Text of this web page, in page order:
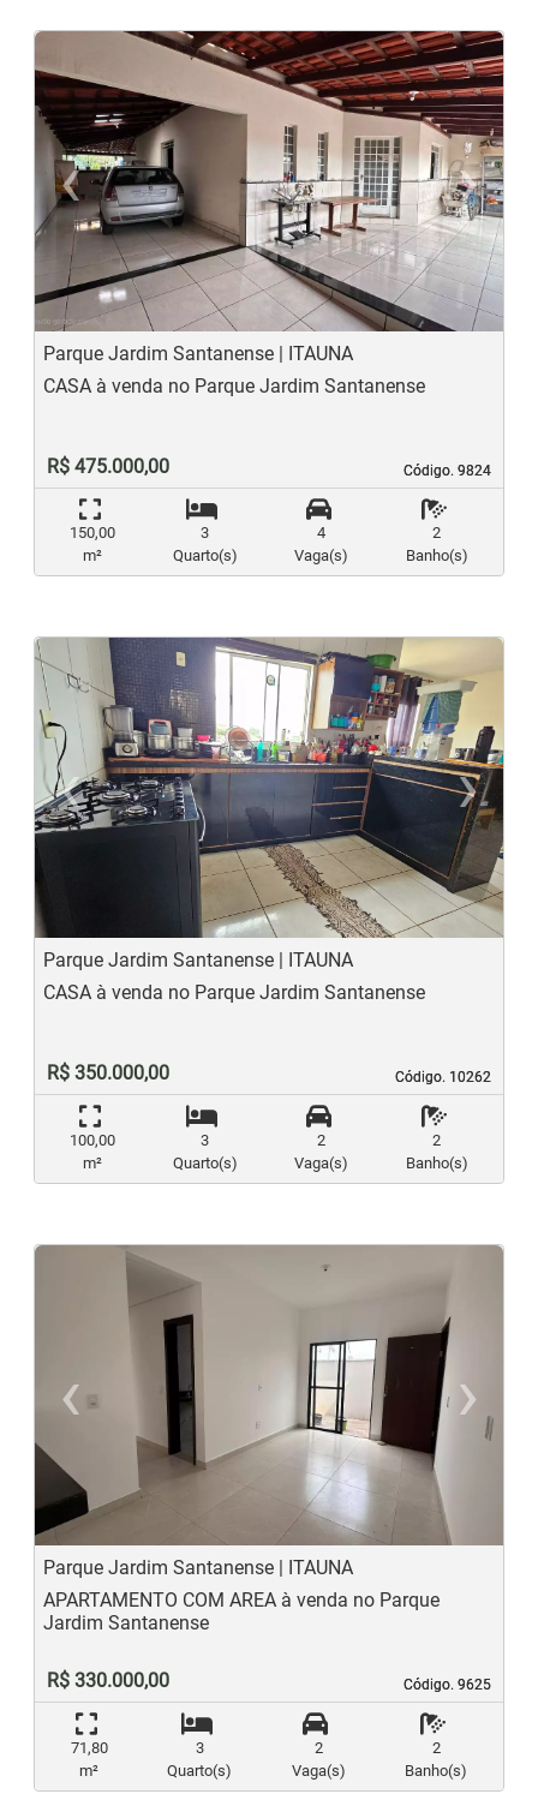
‹
Previous
›
Parque Jardim Santanense | ITAUNA
Código. 9824
Código. 9824
CASA à venda no Parque Jardim Santanense
R$ 475.000,00
150,00
m²
3
Quarto(s)
4
Vaga(s)
2
Banho(s)
‹
Previous
›
Parque Jardim Santanense | ITAUNA
Código. 10262
Código. 10262
CASA à venda no Parque Jardim Santanense
R$ 350.000,00
100,00
m²
3
Quarto(s)
2
Vaga(s)
2
Banho(s)
‹
Previous
›
Parque Jardim Santanense | ITAUNA
Código. 9625
Código. 9625
APARTAMENTO COM AREA à venda no Parque
Jardim Santanense
R$ 330.000,00
71,80
m²
3
Quarto(s)
2
Vaga(s)
2
Banho(s)